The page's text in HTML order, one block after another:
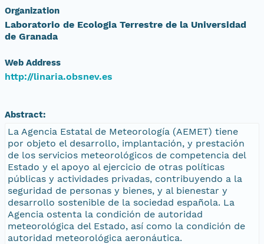
Organization
Laboratorio de Ecologia Terrestre de la Universidad
de Granada
Web Address
http://linaria.obsnev.es
Abstract:
La Agencia Estatal de Meteorología (AEMET) tiene
por objeto el desarrollo, implantación, y prestación
de los servicios meteorológicos de competencia del
Estado y el apoyo al ejercicio de otras políticas
públicas y actividades privadas, contribuyendo a la
seguridad de personas y bienes, y al bienestar y
desarrollo sostenible de la sociedad española. La
Agencia ostenta la condición de autoridad
meteorológica del Estado, así como la condición de
autoridad meteorológica aeronáutica.